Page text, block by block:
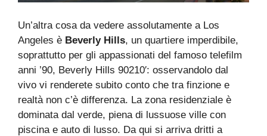
Un’altra cosa da vedere assolutamente a Los
Angeles è Beverly Hills, un quartiere imperdibile,
soprattutto per gli appassionati del famoso telefilm
anni ’90, Beverly Hills 90210′: osservandolo dal
vivo vi renderete subito conto che tra finzione e
realtà non c’è differenza. La zona residenziale è
dominata dal verde, piena di lussuose ville con
piscina e auto di lusso. Da qui si arriva dritti a